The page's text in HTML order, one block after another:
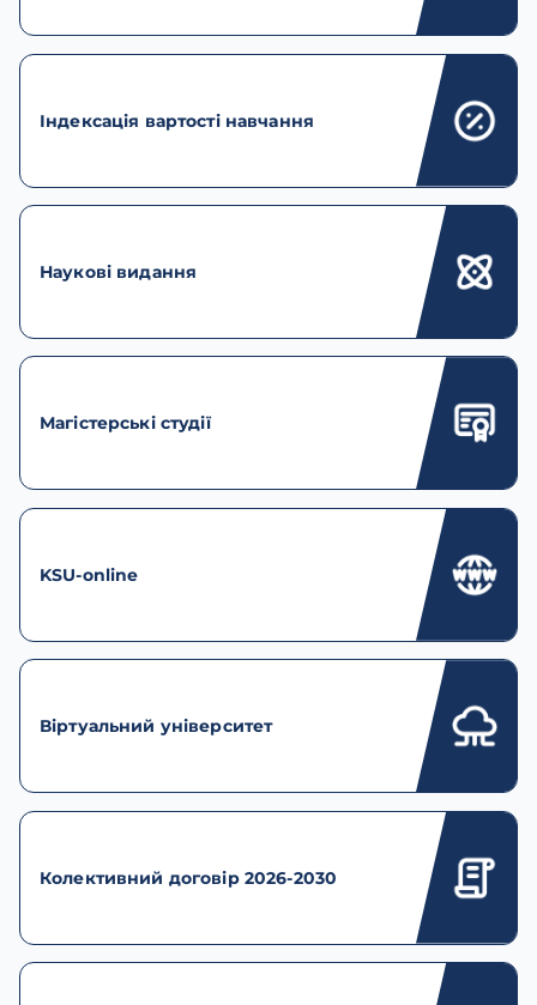
Індексація вартості навчання
Наукові видання
Магістерські студії
KSU-online
Віртуальний університет
Колективний договір 2026-2030